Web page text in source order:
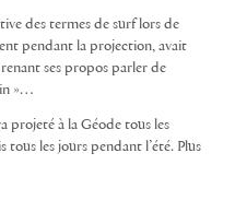
des termes de surf lors de
pendant la projection, avait
ses propos parler de
»…
projeté à la Géode tous les
tous les jours pendant l’été. Plus